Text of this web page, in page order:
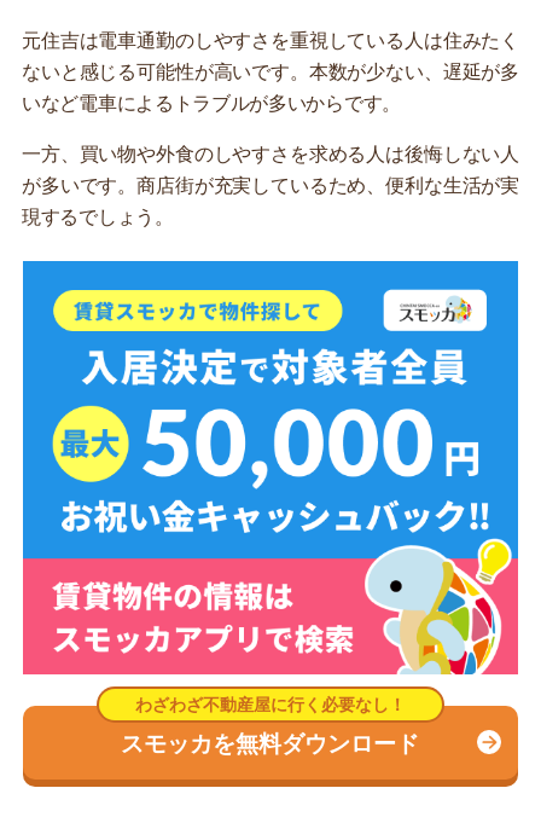
元住吉は電車通勤のしやすさを重視している人は住みたく
ないと感じる可能性が高いです。本数が少ない、遅延が多
いなど電車によるトラブルが多いからです。
一方、買い物や外食のしやすさを求める人は後悔しない人
が多いです。商店街が充実しているため、便利な生活が実
現するでしょう。
スモッカを無料ダウンロード